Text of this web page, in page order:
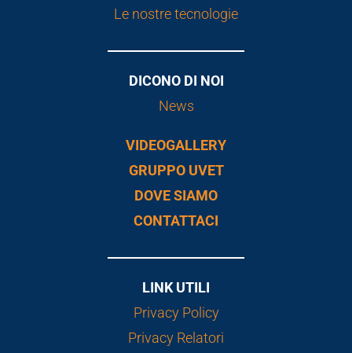
Le nostre tecnologie
DICONO DI NOI
News
VIDEOGALLERY
GRUPPO UVET
DOVE SIAMO
CONTATTACI
LINK UTILI
Privacy Policy
Privacy Relatori